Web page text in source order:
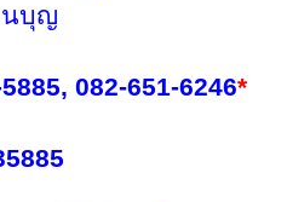
นบุญ
5885,082-651-6246*